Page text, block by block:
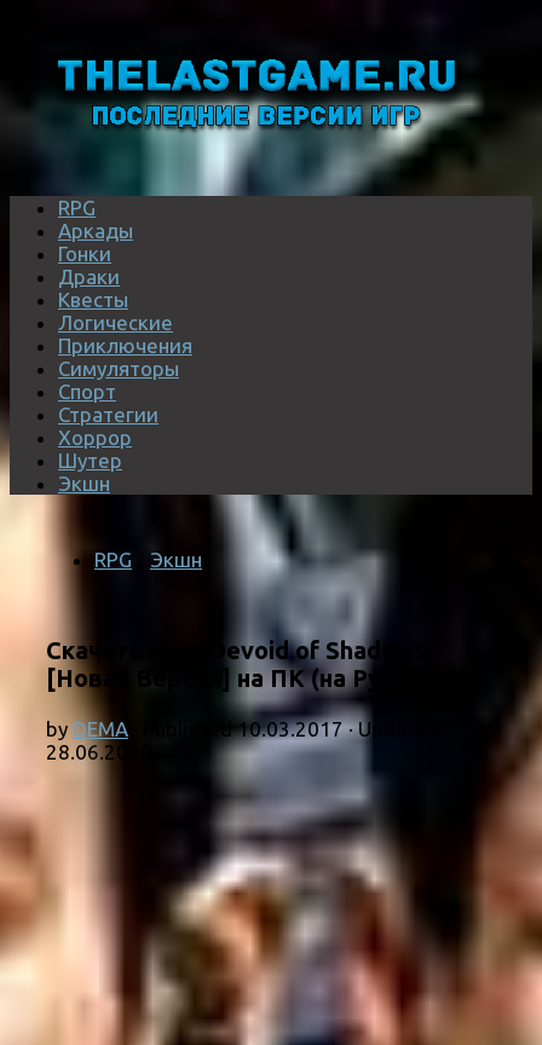
RPG
Аркады
Гонки
Драки
Квесты
Логические
Приключения
Симуляторы
Спорт
Стратегии
Хоррор
Шутер
Экшн
RPG Экшн
Скачать игру Devoid of Shadows
[Новая Версия] на ПК (на Русском)
by DEMA · Published10.03.2017· Updated
28.06.2020